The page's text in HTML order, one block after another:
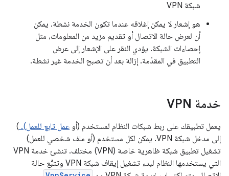
شبكة VPN
هو إشعار لا يمكن إغلاقه عندما تكون الخدمة نشطة. يمكن
أن لعرض حالة الاتصال أو تقديم مزيد من المعلومات، مثل
إحصاءات الشبكة. يؤدي النقر على الإشعار إلى عرض
التطبيق في المقدّمة. إزالة بعد أن تصبح الخدمة غير نشطة.
خدمة VPN
يعمل تطبيقك على ربط شبكات النظام لمستخدم (أو عمل تابع للعمل). )
إلى مدخل شبكة VPN. يمكن لكل مستخدم (أو ملف شخصي للعمل)
تشغيل تطبيق شبكة ظاهرية خاصة (VPN) مختلف. تنشئ خدمة VPN
التي يستخدمها النظام لبدء تشغيل إيقاف شبكة VPN وتتبُّع حالة